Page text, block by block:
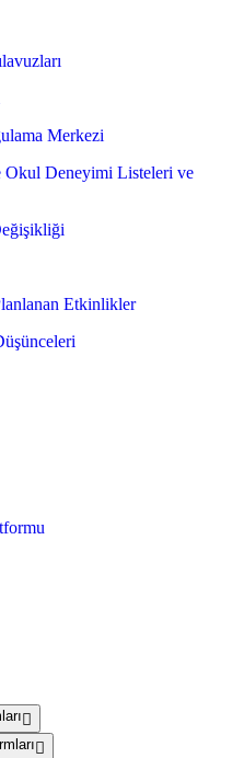
Merkezi
Okul Deneyimi Listeleri ve
Etkinlikler